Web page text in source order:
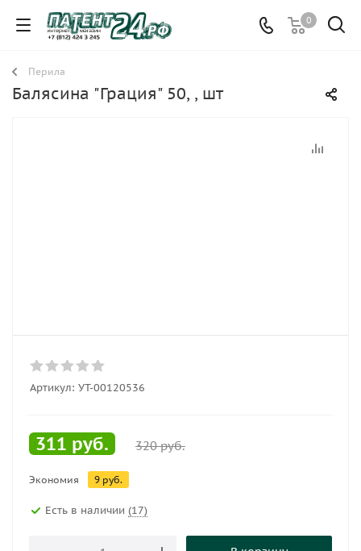
0
Перила
Балясина "Грация" 50, , шт
Артикул: УТ-00120536
311 руб. 320руб.
Экономия 9 руб.
Есть в наличии (17)